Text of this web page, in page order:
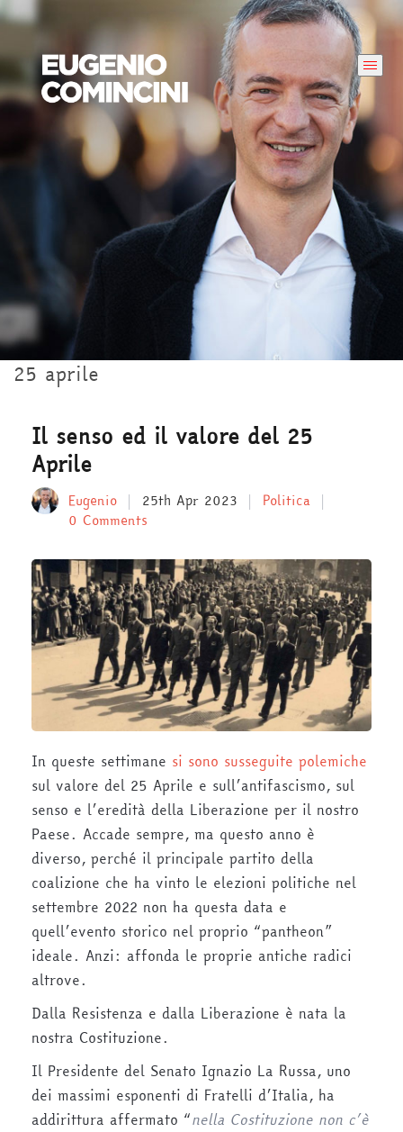
25 aprile
Il senso ed il valore del 25
Aprile
Eugenio 25th Apr 2023
Politica
0 Comments
In queste settimane si sono susseguite polemiche
sul valore del 25 Aprile e sull’antifascismo, sul
senso e l’eredità della Liberazione per il nostro
Paese. Accade sempre, ma questo anno è
diverso, perché il principale partito della
coalizione che ha vinto le elezioni politiche nel
settembre 2022 non ha questa data e
quell’evento storico nel proprio “pantheon”
ideale. Anzi: affonda le proprie antiche radici
altrove.
Dalla Resistenza e dalla Liberazione è nata la
nostra Costituzione.
Il Presidente del Senato Ignazio La Russa, uno
dei massimi esponenti di Fratelli d’Italia, ha
addirittura affermato “nella Costituzione non c’è